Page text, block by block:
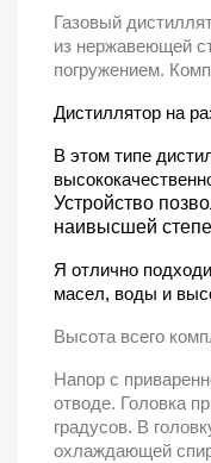
Газовый
из нержавеющей
погружением.
Дистиллятор на
В этом типе
Устройство
наивысшей
Я отлично
масел, воды и
Высота всего
Напор с
отводе. Головка
градусов. В
охлаждающей